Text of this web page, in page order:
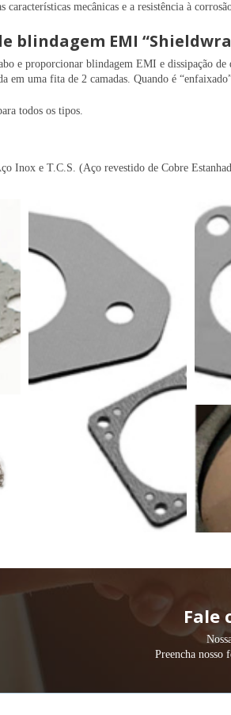
características mecânicas e a resistência à
blindagem EMI
e proporcionar blindagem EMI e dissipação
em uma fita de 2 camadas. Quando é
todos os tipos.
Inox e T.C.S. (Aço revestido de Cobre
Fale
Preencha nosso